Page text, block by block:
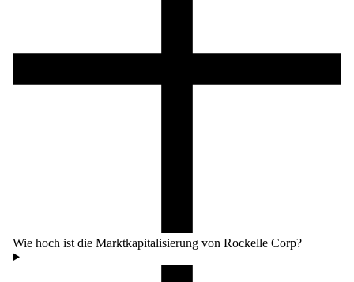
Wie hoch ist die Marktkapitalisierung von Rockelle Corp?